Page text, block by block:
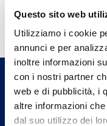
Questo sito web
Utilizziamo i cookie
annunci e per
inoltre informazioni
con i nostri partner
web e di pubblicità, i
altre informazioni
dal suo utilizzo dei
Hai
Trova
un nostro
Contattaci